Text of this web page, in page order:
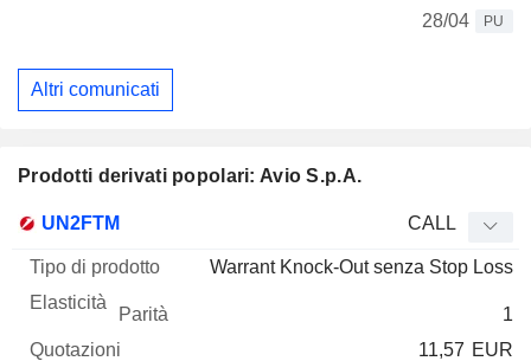
28/04
PU
Altri comunicati
Prodotti derivati popolari: Avio S.p.A.
UN2FTM CALL
Warrant Knock-Out senza Stop Loss
1
11,57 EUR